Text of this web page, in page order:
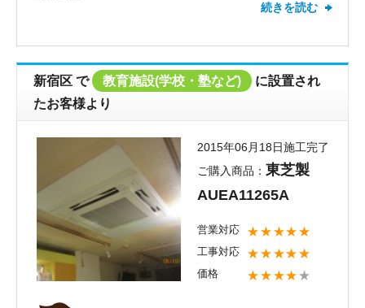
施工工事のスピード、丁寧な対応、評
価頂きましてありがとうございます。
かないと思います。
エアコンコムの施工担当者は、施工の
均一性・仕上がりを高次元且短時間で
工事できるよう日々施工工事にお伺い
しております。
これからも向上を目指してまいります
ので、今後ともよろしくお願い致しま
続きを読む
新宿区 で 教育施設(学校・塾など)
に設置され
たお客様より
2015年06月18日施工完了
ご購入商品： 東芝製
AUEA11265A
営業対応 ★★★★★
工事対応 ★★★★★
価格 ★★★★★